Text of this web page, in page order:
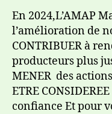
En 2024,L’AMAP
l’amélioration de
CONTRIBUER à
producteurs plus
MENER des
ETRE
confiance Et pour